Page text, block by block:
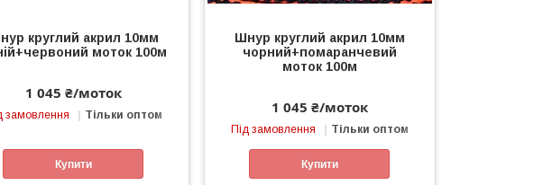
круглий акрил 10мм
моток 100м
1 045 ₴/моток
замовлення Тільки оптом
Купити
Шнур круглий акрил 10мм
чорний+помаранчевий
моток 100м
1 045 ₴/моток
Під замовлення Тільки оптом
Купити